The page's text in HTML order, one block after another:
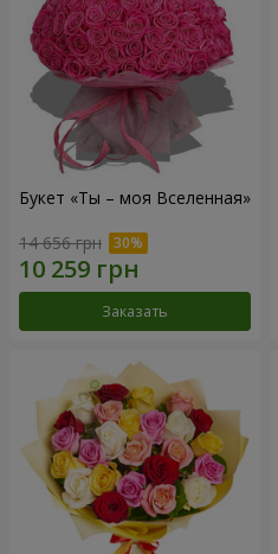
Букет «Ты – моя Вселенная»
14 656 грн
Заказать